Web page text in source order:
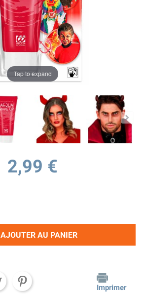
Tap to expand
2,99 €
AJOUTER AU PANIER
Imprimer